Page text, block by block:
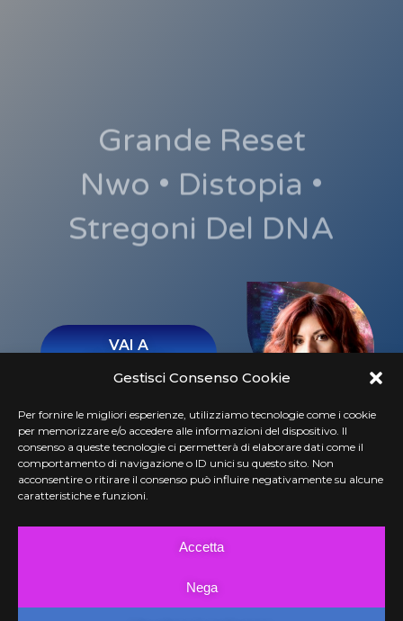
Gestisci Consenso Cookie
Per fornire le migliori esperienze, utilizziamo tecnologie come i cookie
per memorizzare e/o accedere alle informazioni del dispositivo. Il
consenso a queste tecnologie ci permetterà di elaborare dati come il
comportamento di navigazione o ID unici su questo sito. Non
acconsentire o ritirare il consenso può influire negativamente su alcune
caratteristiche e funzioni.
Accetta
Nega
Grande Reset
Nwo • Distopia •
Stregoni Del DNA
VAI A
OneBooks Ti Regala
Due Fantastici
CODICI SCONTO!